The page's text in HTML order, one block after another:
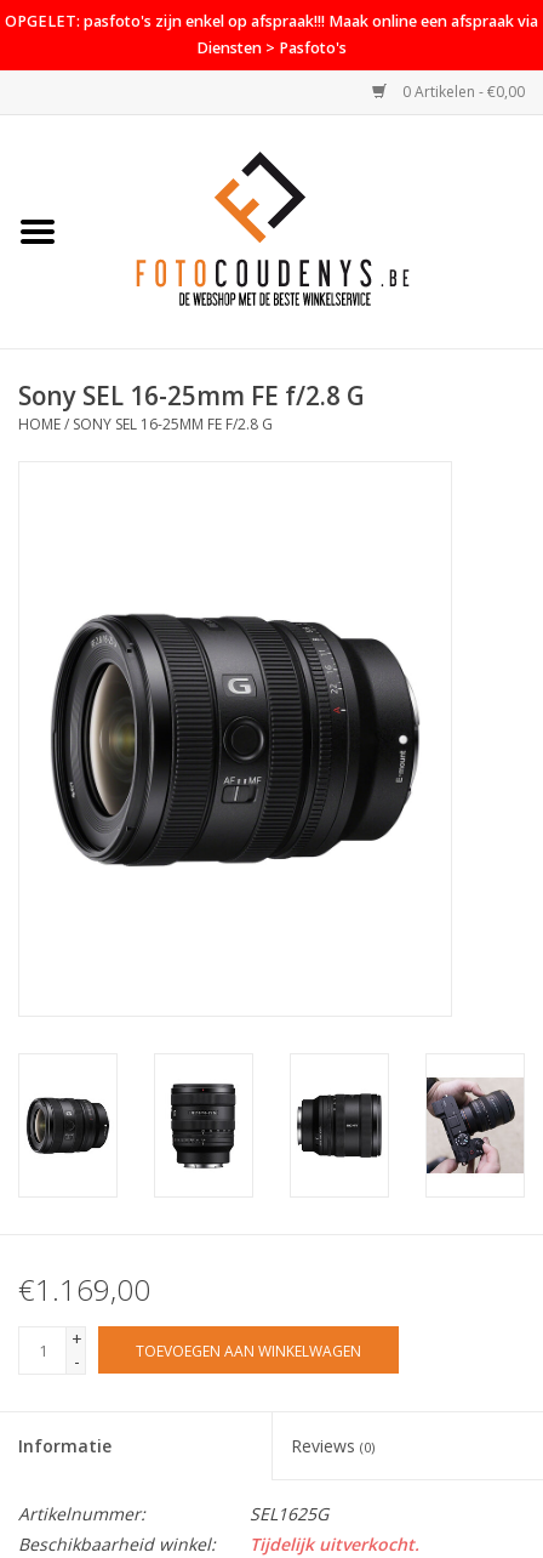
OPGELET: pasfoto's zijn enkel op afspraak!!! Maak online een afspraak via
Diensten > Pasfoto's
0 Artikelen - €0,00
Home
PROMO
Sony SEL 16-25mm FE f/2.8 G
HOME/ SONY SEL 16-25MM FE F/2.8 G
€1.169,00
+
-
TOEVOEGEN AAN WINKELWAGEN
Informatie Reviews (0)
Artikelnummer:
SEL1625G
Beschikbaarheid winkel:
Tijdelijk uitverkocht.